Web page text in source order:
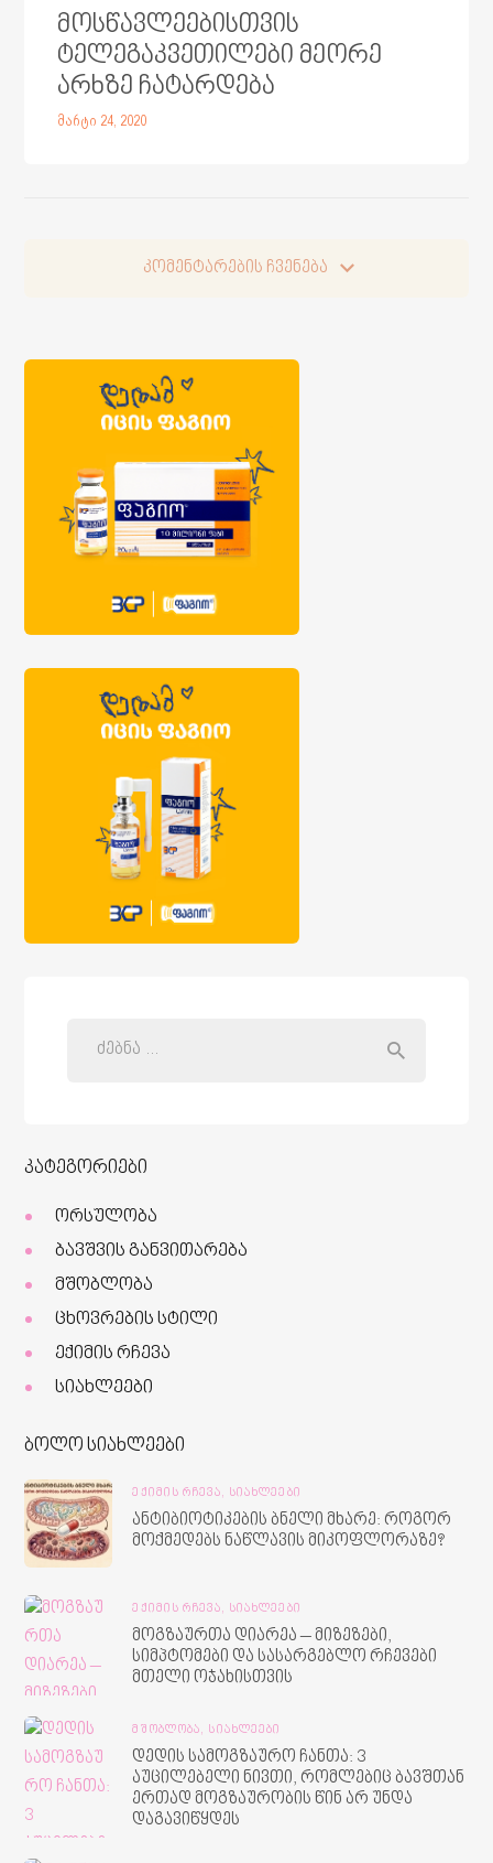
მოსწავლეებისთვის
ტელეგაკვეთილები მეორე
არხზე ჩატარდება
მარტი 24, 2020
კომენტარების ჩვენება
კატეგორიები
ორსულობა
ბავშვის განვითარება
მშობლობა
ცხოვრების სტილი
ექიმის რჩევა
სიახლეები
ბოლო სიახლეები
ᲔᲥᲘᲛᲘᲡ ᲠᲩᲔᲕᲐ, ᲡᲘᲐᲮᲚᲔᲔᲑᲘ
ანტიბიოტიკების ბნელი მხარე: როგორ
მოქმედებს ნაწლავის მიკოფლორაზე?
ᲔᲥᲘᲛᲘᲡ ᲠᲩᲔᲕᲐ, ᲡᲘᲐᲮᲚᲔᲔᲑᲘ
მოგზაურთა დიარეა – მიზეზები,
სიმპტომები და სასარგებლო რჩევები
მთელი ოჯახისთვის
ᲛᲨᲝᲑᲚᲝᲑᲐ, ᲡᲘᲐᲮᲚᲔᲔᲑᲘ
დედის სამოგზაურო ჩანთა: 3
აუცილებელი ნივთი, რომლებიც ბავშთან
ერთად მოგზაურობის წინ არ უნდა
დაგავიწყდეს